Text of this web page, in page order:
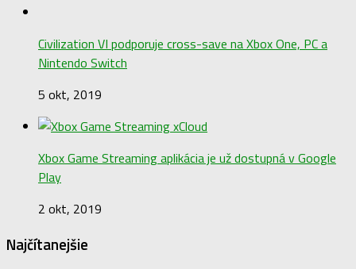
Civilization VI podporuje cross-save na Xbox One, PC a
Nintendo Switch
5 okt, 2019
Xbox Game Streaming aplikácia je už dostupná v Google
Play
2 okt, 2019
Najčítanejšie